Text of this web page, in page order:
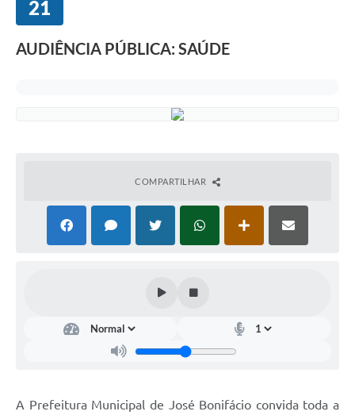
21
AUDIÊNCIA PÚBLICA: SAÚDE
COMPARTILHAR
A Prefeitura Municipal de José Bonifácio convida toda a